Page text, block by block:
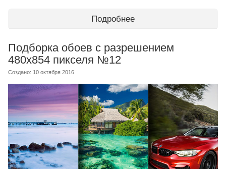
Подробнее
Подборка обоев с разрешением
480x854 пикселя №12
Создано: 10 октября 2016